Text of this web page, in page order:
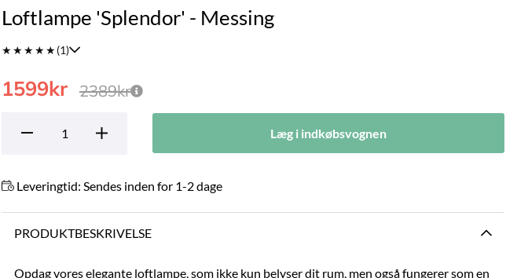
Loftlampe 'Splendor' - Messing
★★★★★(1)
2389kr
1599kr
Læg i indkøbsvognen
Leveringtid: Sendes inden for 1-2 dage
PRODUKTBESKRIVELSE
Opdag vores elegante loftlampe, som ikke kun belyser dit rum, men også fungerer som en